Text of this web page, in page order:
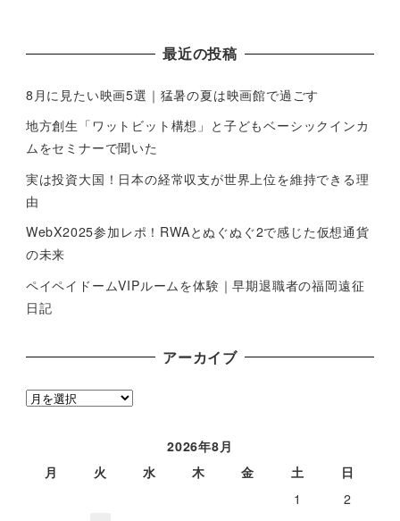
最近の投稿
8月に見たい映画5選｜猛暑の夏は映画館で過ごす
地方創生「ワットビット構想」と子どもベーシックインカ
ムをセミナーで聞いた
実は投資大国！日本の経常収支が世界上位を維持できる理
由
WebX2025参加レポ！RWAとぬぐぬぐ2で感じた仮想通貨
の未来
ペイペイドームVIPルームを体験｜早期退職者の福岡遠征
日記
アーカイブ
ア
2026年8月
月
火 水 木 金 土
日
1
2